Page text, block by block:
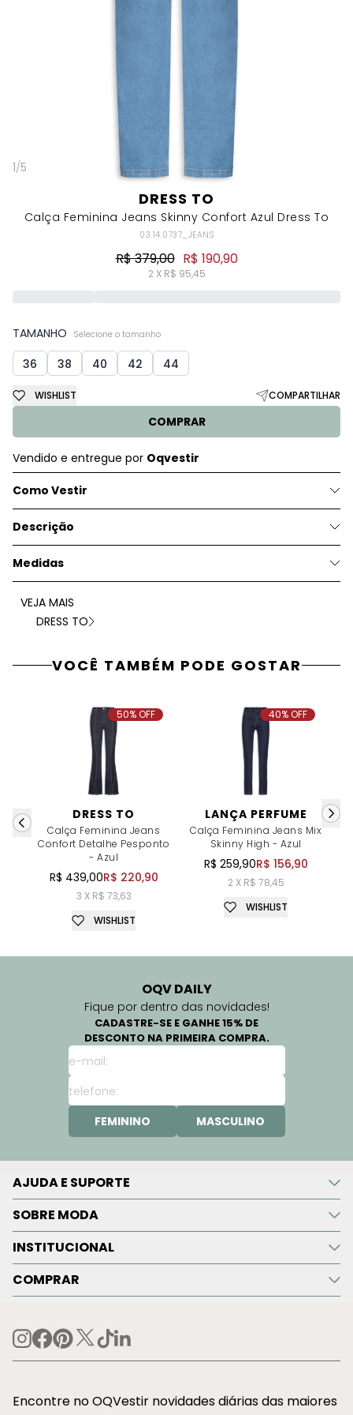
1/5
DRESS TO
Calça Feminina Jeans Skinny Confort Azul Dress To
03.14.0737_JEANS
R$ 379,00 R$ 190,90
2 X R$ 95,45
TAMANHO Selecione o tamanho
36 38 40 42 44
COMPRAR
WISHLIST COMPARTILHAR
Vendido e entregue por Oqvestir
Como Vestir
Descrição
Medidas
VEJA MAIS
DRESS TO
VOCÊ TAMBÉM PODE GOSTAR
DRESS TO
Calça Feminina Jeans
Confort Detalhe Pesponto
- Azul
R$ 439,00R$ 220,90
3 X R$ 73,63
50% OFF
WISHLIST
LANÇA PERFUME
Calça Feminina Jeans Mix
Skinny High - Azul
R$ 259,90R$ 156,90
2 X R$ 78,45
40% OFF
WISHLIST
OQV DAILY
Fique por dentro das novidades!
CADASTRE-SE E GANHE 15% DE
DESCONTO NA PRIMEIRA COMPRA.
FEMININO MASCULINO
AJUDA E SUPORTE
SOBRE MODA
INSTITUCIONAL
COMPRAR
Encontre no OQVestir novidades diárias das maiores